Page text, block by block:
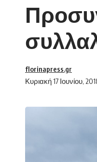
Κυριακή 17 Ιουνίου,
florinapress.gr